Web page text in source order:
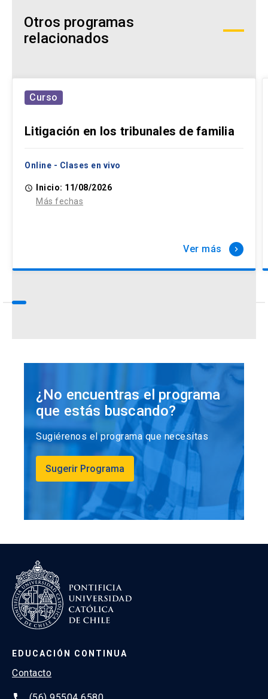
Otros programas
relacionados
Curso
Litigación en los tribunales de familia
Online - Clases en vivo
access_time Inicio: 11/08/2026
Más fechas
Ver más keyboard_arrow_right
¿No encuentras el programa
que estás buscando?
Sugiérenos el programa que necesitas
Sugerir Programa
EDUCACIÓN CONTINUA
Contacto